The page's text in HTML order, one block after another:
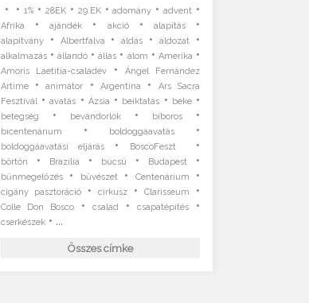
• •1% • 28EK • 29.EK•adomány •advent •
Afrika •ajándék • akció• alapítás•
alapítvány• Albertfalva •áldás •áldozat •
alkalmazás•állandó •állás • álom • Amerika •
Amoris Laetitia-családév•
Ángel Fernández
Artime•animátor •Argentína •
Ars Sacra
Fesztivál•avatás • Ázsia • beiktatás • béke•
betegség • bevándorlók• bíboros •
bicentenárium • boldoggáavatás•
boldoggáavatási eljárás • BoscoFeszt •
börtön • Brazília • búcsú • Budapest •
bűnmegelőzés• bűvészet• Centenárium •
cigány pasztoráció• cirkusz•Clarisseum •
Colle Don Bosco• család •csapatépítés •
cserkészek• ...
Összes címke